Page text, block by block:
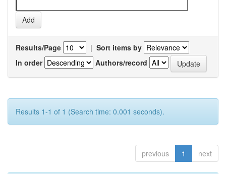
Results/Page | Sort items by
In order
Authors/record
Results 1-1 of 1 (Search time: 0.001 seconds).
previous 1 next